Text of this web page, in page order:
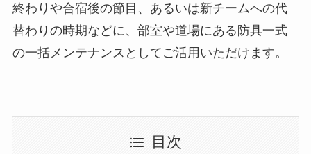
終わりや合宿後の節目、あるいは新チームへの代
替わりの時期などに、部室や道場にある防具一式
の一括メンテナンスとしてご活用いただけます。
目次